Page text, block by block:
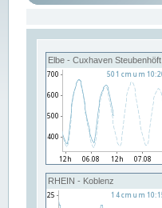
Elbe - Cuxhaven Steubenhöft
RHEIN - Koblenz